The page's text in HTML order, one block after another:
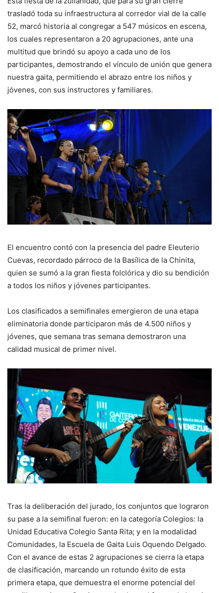
trasladó toda su infraestructura al corredor vial de la calle
52, marcó historia al congregar a 547 músicos en escena,
los cuales representaron a 20 agrupaciones, ante una
multitud que brindó su apoyo a cada uno de los
participantes, demostrando el vínculo de unión que genera
nuestra gaita, permitiendo el abrazo entre los niños y
jóvenes, con sus instructores y familiares.
El encuentro contó con la presencia del padre Eleuterio
Cuevas, recordado párroco de la Basílica de la Chinita,
quien se sumó a la gran fiesta folclórica y dio su bendición
a todos los niños y jóvenes participantes.
Los clasificados a semifinales emergieron de una etapa
eliminatoria donde participaron más de 4.500 niños y
jóvenes, que semana tras semana demostraron una
calidad musical de primer nivel.
Tras la deliberación del jurado, los conjuntos que lograron
su pase a la semifinal fueron: en la categoría Colegios: la
Unidad Educativa Colegio Santa Rita; y en la modalidad
Comunidades, la Escuela de Gaita Luis Oquendo Delgado.
Con el avance de estas 2 agrupaciones se cierra la etapa
de clasificación, marcando un rotundo éxito de esta
primera etapa, que demuestra el enorme potencial del